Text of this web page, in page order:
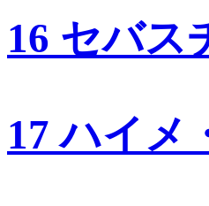
16 セバス
17 ハイメ